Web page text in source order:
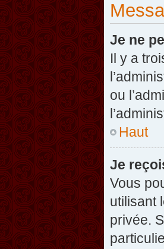
Je ne
Il y a
ou
Haut
Je
Vous
utilisant
privée.